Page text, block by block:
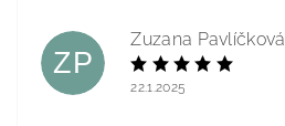
ZP
Zuzana Pavlíčková
22.1.2025